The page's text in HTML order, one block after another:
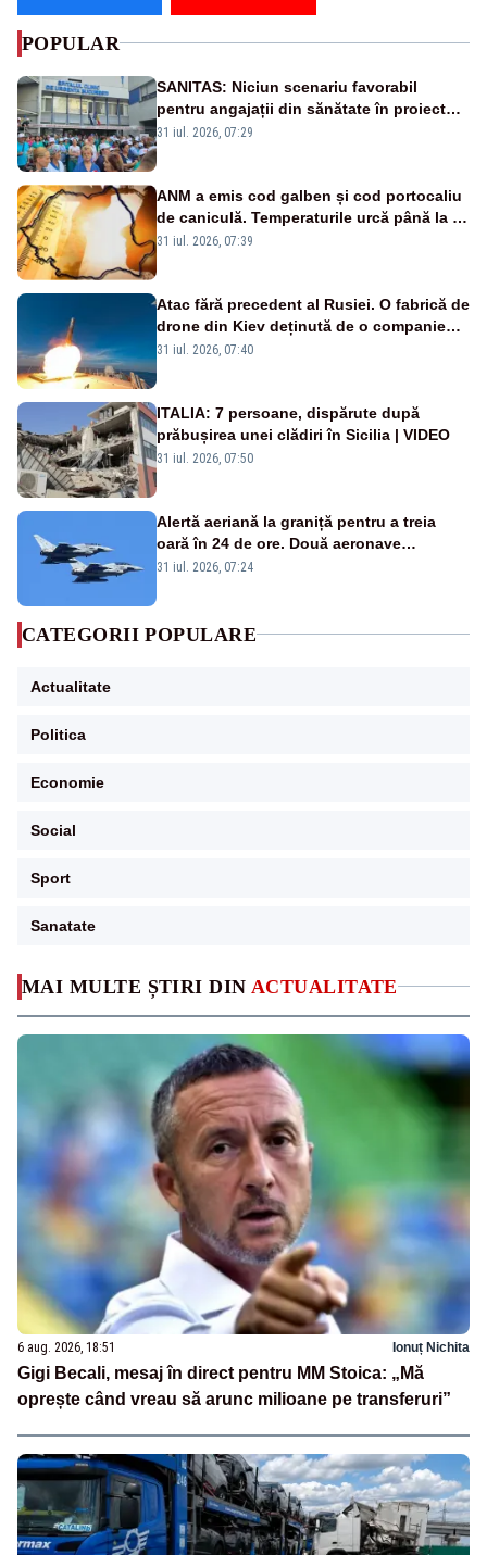
MAI MULTE ȘTIRI DIN ACTUALITATE
6 aug. 2026, 18:51 Ionuț Nichita
Gigi Becali, mesaj în direct pentru MM Stoica: „Mă
oprește când vreau să arunc milioane pe transferuri”
POPULAR
SANITAS: Niciun scenariu favorabil
pentru angajații din sănătate în proiectul
Legii salarizării
31 iul. 2026, 07:29
ANM a emis cod galben și cod portocaliu
de caniculă. Temperaturile urcă până la 38
de grade, iar nopțile devin tropicale
31 iul. 2026, 07:39
Atac fără precedent al Rusiei. O fabrică de
drone din Kiev deținută de o companie
americană, distrusă de o rachetă
31 iul. 2026, 07:40
ITALIA: 7 persoane, dispărute după
prăbușirea unei clădiri în Sicilia | VIDEO
31 iul. 2026, 07:50
Alertă aeriană la graniță pentru a treia
oară în 24 de ore. Două aeronave
Eurofighter britanice au fost ridicate de la
31 iul. 2026, 07:24
CATEGORII POPULARE
Actualitate
Politica
Economie
Social
Sport
Sanatate